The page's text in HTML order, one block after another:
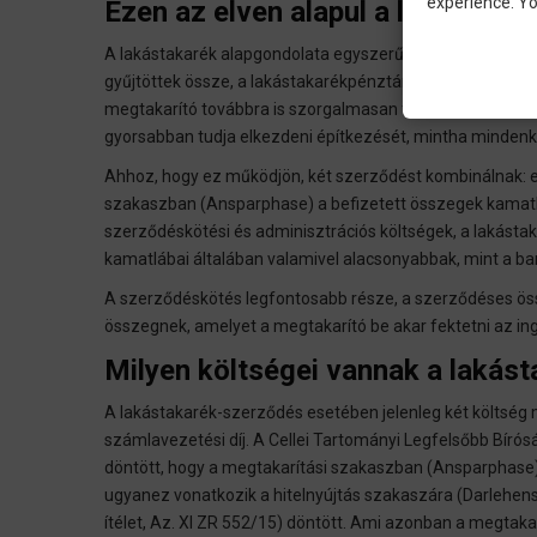
Ezen az elven alapul a lakás-
A lakástakarék alapgondolata egyszerű és ötletes.
gyűjtöttek össze, a lakástakarékpénztár rendelkezésre
megtakarító továbbra is szorgalmasan fizet, mindenki
gyorsabban tudja elkezdeni építkezését, mintha
Ahhoz, hogy ez működjön, két szerződést
szakaszban (Ansparphase) a befizetett összegek
szerződéskötési és adminisztrációs költségek, a
kamatlábai általában valamivel alacsonyabbak, mint a
A szerződéskötés legfontosabb része, a szerződéses
összegnek, amelyet a megtakarító be akar fektetni az
Milyen költségei vannak a
A lakástakarék-szerződés esetében jelenleg két
számlavezetési díj. A Cellei Tartományi Legfelsőbb
döntött, hogy a megtakarítási szakaszban
ugyanez vonatkozik a hitelnyújtás szakaszára
ítélet, Az. XI ZR 552/15) döntött. Ami azonban a